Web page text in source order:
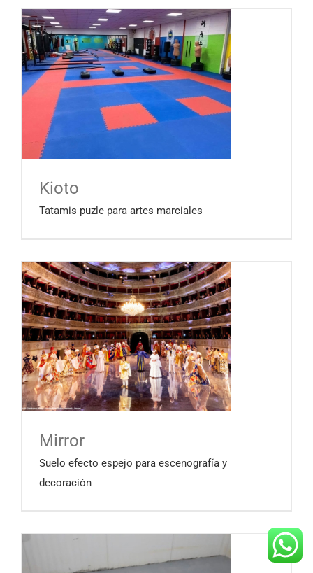
Kioto
Tatamis puzle para artes marciales
Mirror
Suelo efecto espejo para escenografía y
decoración